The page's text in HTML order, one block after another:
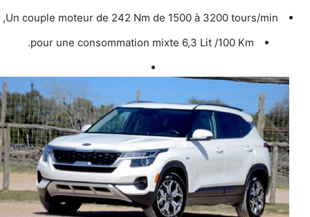
Un couple moteur de 242 Nm de 1500 à 3200 tours/min,
pour une consommation mixte 6,3 Lit /100 Km.